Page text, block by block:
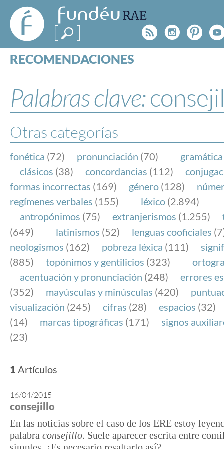
FundéuRAE
- Fundación
del Español
Urgente
Rss
RECOMENDACIONES
ESPECIALES
BLOG
NOTICIAS
SOBRE LA FUNDÉURAE
FundéuRAE es una fundación patrocinada por la
y la Real Academia Española, cuyo objetivo es
el buen uso del español en los medios de
Internet.
Palabras clave:
Otras categorías
fonética (72) pronunciación (70) gramática
clásicos (38) concordancias (112)
formas incorrectas (169) género (128)
regímenes verbales (155) léxico (2.894)
antropónimos (75) extranjerismos (1.255)
(649)
latinismos (52) lenguas cooficiales
neologismos (162) pobreza léxica (111)
(885)
topónimos y gentilicios (323)
acentuación y pronunciación (248)
errores
(352)
mayúsculas y minúsculas (420)
visualización (245) cifras (28) espacios (32)
(14)
marcas tipográficas (171)
signos
(23)
1 Artículos
16/04/2015
consejillo
En las noticias sobre el caso de los ERE estoy
palabra consejillo. Suele aparecer escrita entre